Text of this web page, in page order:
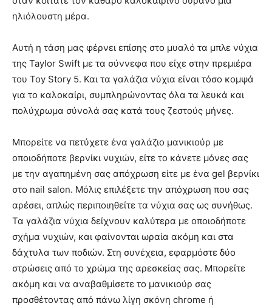
ηλιόλουστη μέρα.
Αυτή η τάση μας φέρνει επίσης στο μυαλό τα μπλε νύχια
της Taylor Swift με τα σύννεφα που είχε στην πρεμιέρα
του Toy Story 5. Και τα γαλάζια νύχια είναι τόσο κομψά
για το καλοκαίρι, συμπληρώνοντας όλα τα λευκά και
πολύχρωμα σύνολά σας κατά τους ζεστούς μήνες.
Μπορείτε να πετύχετε ένα γαλάζιο μανικιούρ με
οποιοδήποτε βερνίκι νυχιών, είτε το κάνετε μόνες σας
με την αγαπημένη σας απόχρωση είτε με ένα gel βερνίκι
στο nail salon. Μόλις επιλέξετε την απόχρωση που σας
αρέσει, απλώς περιποιηθείτε τα νύχια σας ως συνήθως.
Τα γαλάζια νύχια δείχνουν καλύτερα με οποιοδήποτε
σχήμα νυχιών, και φαίνονται ωραία ακόμη και στα
δάχτυλα των ποδιών. Στη συνέχεια, εφαρμόστε δύο
στρώσεις από το χρώμα της αρεσκείας σας. Μπορείτε
ακόμη και να αναβαθμίσετε το μανικιούρ σας
προσθέτοντας από πάνω λίγη σκόνη chrome ή